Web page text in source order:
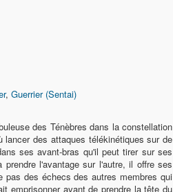
,Guerrier (Sentai)
des Ténèbres dans la constellation
des attaques télékinétiques sur de
ses avant-bras qu'il peut tirer sur ses
l'avantage sur l'autre, il offre ses
des échecs des autres membres qui
emprisonner avant de prendre la tête du